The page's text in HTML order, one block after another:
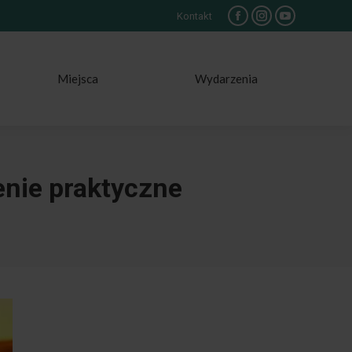
Kontakt
Facebook
Instagram
YouTube
Miejsca Wydarzenia
praktyczne